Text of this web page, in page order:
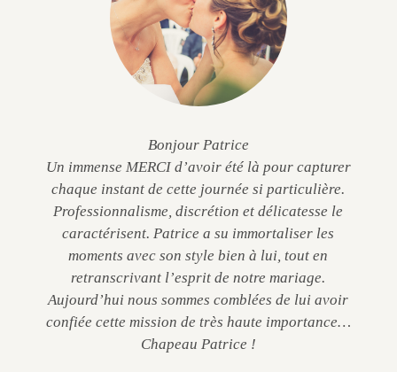
Bonjour Patrice
Un immense MERCI d’avoir été là pour capturer
chaque instant de cette journée si particulière.
Professionnalisme, discrétion et délicatesse le
caractérisent. Patrice a su immortaliser les
moments avec son style bien à lui, tout en
retranscrivant l’esprit de notre mariage.
Aujourd’hui nous sommes comblées de lui avoir
confiée cette mission de très haute importance…
Chapeau Patrice !